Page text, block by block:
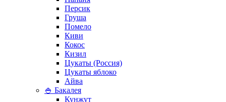
Персик
Груша
Помело
Киви
Кокос
Кизил
Цукаты (Россия)
Цукаты яблоко
Айва
🍚 Бакалея
Кунжут